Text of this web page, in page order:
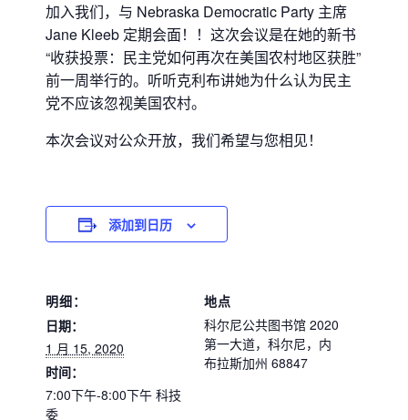
加入我们，与 Nebraska Democratic Party 主席
Jane Kleeb 定期会面！！这次会议是在她的新书
“收获投票：民主党如何再次在美国农村地区获胜”
前一周举行的。听听克利布讲她为什么认为民主
党不应该忽视美国农村。
本次会议对公众开放，我们希望与您相见！
添加到日历
明细：
日期：
1 月 15, 2020
时间：
7:00下午-8:00下午 科技
委
地点
科尔尼公共图书馆 2020
第一大道，科尔尼，内
布拉斯加州 68847